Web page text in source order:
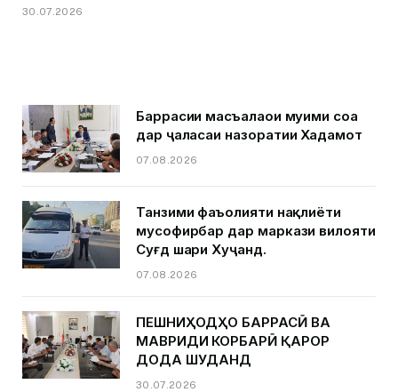
30.07.2026
Баррасии масъалаҳои муҳими соҳа
дар ҷаласаи назоратии Хадамот
07.08.2026
Танзими фаъолияти нақлиёти
мусофирбар дар маркази вилояти
Суғд шаҳри Хуҷанд.
07.08.2026
ПЕШНИҲОДҲО БАРРАСӢ ВА
МАВРИДИ КОРБАРӢ ҚАРОР
ДОДА ШУДАНД
30.07.2026